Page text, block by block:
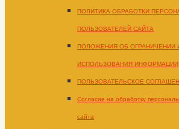
ПОЛИТИКА ОБРАБОТКИ
ПОЛЬЗОВАТЕЛЕЙ САЙТА
ПОЛОЖЕНИЯ ОБ ОГРАНИЧЕНИИ
ИСПОЛЬЗОВАНИЯ
ПОЛЬЗОВАТЕЛЬСКОЕ
Согласие на обработку
сайта